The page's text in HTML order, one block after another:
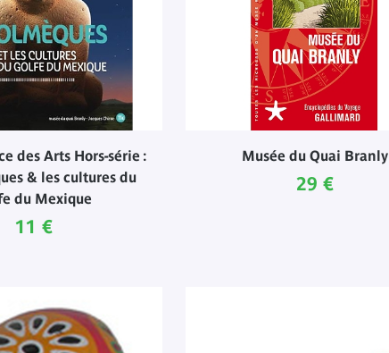
des Arts Hors-série :
& les cultures du
du Mexique
Prix ​​actuel
11 €
Musée du Quai Branly
Prix ​​actuel
29 €